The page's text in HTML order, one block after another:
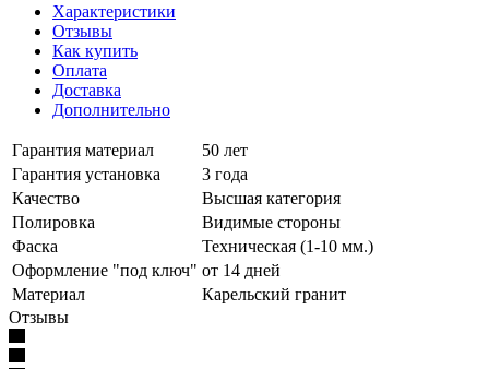
Характеристики
Отзывы
Как купить
Оплата
Доставка
Дополнительно
Гарантия материал
50 лет
Гарантия установка
3 года
Качество
Высшая категория
Полировка
Видимые стороны
Фаска
Техническая (1-10 мм.)
Оформление "под ключ" от 14 дней
Материал
Карельский гранит
Отзывы